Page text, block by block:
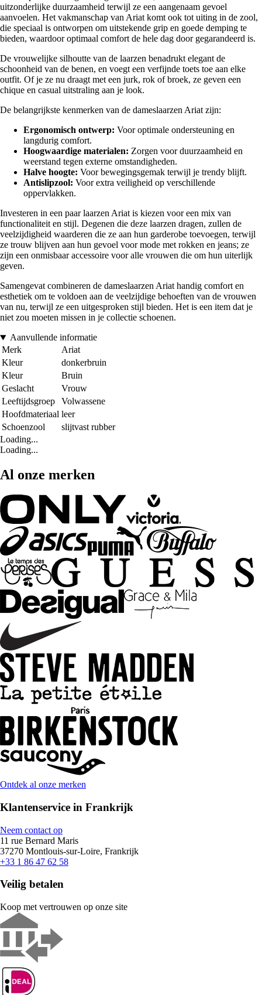
uitzonderlijke duurzaamheid terwijl ze een aangenaam gevoel
aanvoelen. Het vakmanschap van Ariat komt ook tot uiting in de zool,
die speciaal is ontworpen om uitstekende grip en goede demping te
bieden, waardoor optimaal comfort de hele dag door gegarandeerd is.
De vrouwelijke silhoutte van de laarzen benadrukt elegant de
schoonheid van de benen, en voegt een verfijnde toets toe aan elke
outfit. Of je ze nu draagt met een jurk, rok of broek, ze geven een
chique en casual uitstraling aan je look.
De belangrijkste kenmerken van de dameslaarzen Ariat zijn:
Ergonomisch ontwerp: Voor optimale ondersteuning en
langdurig comfort.
Hoogwaardige materialen: Zorgen voor duurzaamheid en
weerstand tegen externe omstandigheden.
Halve hoogte: Voor bewegingsgemak terwijl je trendy blijft.
Antislipzool: Voor extra veiligheid op verschillende
oppervlakken.
Investeren in een paar laarzen Ariat is kiezen voor een mix van
functionaliteit en stijl. Degenen die deze laarzen dragen, zullen de
veelzijdigheid waarderen die ze aan hun garderobe toevoegen, terwijl
ze trouw blijven aan hun gevoel voor mode met rokken en jeans; ze
zijn een onmisbaar accessoire voor alle vrouwen die om hun uiterlijk
geven.
Samengevat combineren de dameslaarzen Ariat handig comfort en
esthetiek om te voldoen aan de veelzijdige behoeften van de vrouwen
van nu, terwijl ze een uitgesproken stijl bieden. Het is een item dat je
niet zou moeten missen in je collectie schoenen.
Aanvullende informatie
Merk
Ariat
Kleur
donkerbruin
Kleur
Bruin
Geslacht
Vrouw
Leeftijdsgroep
Volwassene
Hoofdmateriaal leer
Schoenzool
slijtvast rubber
Loading...
Loading...
Al onze merken
Ontdek al onze merken
Klantenservice in Frankrijk
Neem contact op
11 rue Bernard Maris
37270 Montlouis-sur-Loire, Frankrijk
+33 1 86 47 62 58
Veilig betalen
Koop met vertrouwen op onze site